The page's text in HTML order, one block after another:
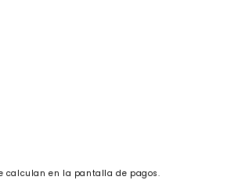
calculan en la pantalla de pagos.